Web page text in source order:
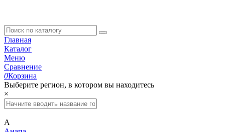
Главная
Каталог
Меню
Сравнение
0Корзина
Выберите регион, в котором вы находитесь
×
А